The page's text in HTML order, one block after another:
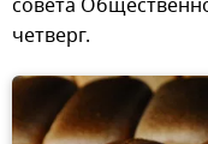
совета
четверг.